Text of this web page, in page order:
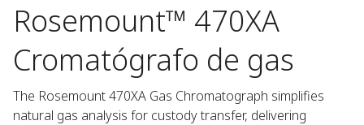
Rosemount™ 470XA
Cromatógrafo de gas
The Rosemount 470XA Gas Chromatograph simplifies
natural gas analysis for custody transfer, delivering